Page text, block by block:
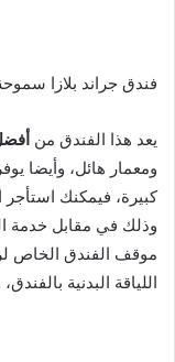
فندق جراند بلازا
يعد هذا الفندق من
ومعمار هائل، وأيضا
وذلك في مقابل خدمة
موقف الفندق الخاص
اللياقة البدنية